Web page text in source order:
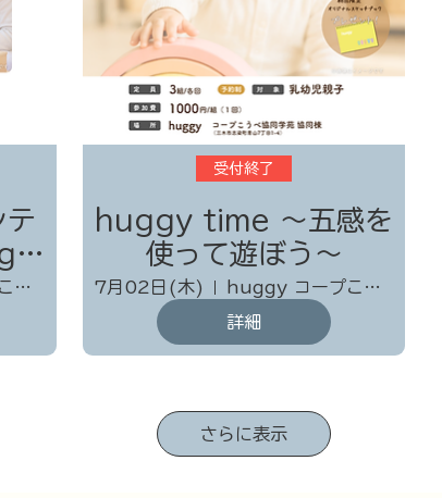
テ
huggy コープこうべ協同学苑 協同棟
受付終了
huggy time 〜五感を
使って遊ぼう～
7月02日(木)
huggy コープこうべ協同学苑 協同棟
詳細
さらに表示